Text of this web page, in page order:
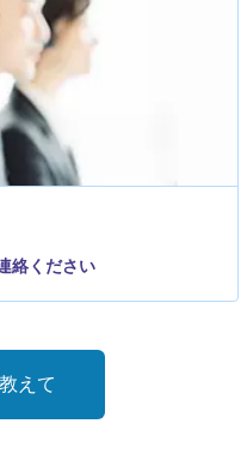
絡ください
えて